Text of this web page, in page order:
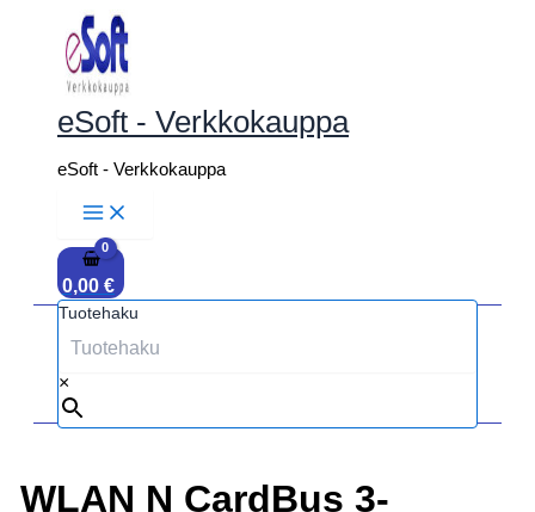
sisältöön
eSoft - Verkkokauppa
eSoft - Verkkokauppa
0,00 €
Tuotehaku
×
WLAN N CardBus 3-